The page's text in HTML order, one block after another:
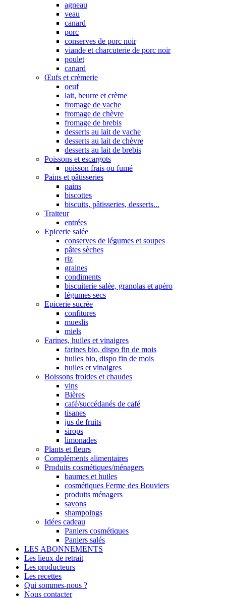
agneau
veau
canard
porc
conserves de porc noir
viande et charcuterie de porc noir
poulet
canard
Œufs et crèmerie
oeuf
lait, beurre et crème
fromage de vache
fromage de chèvre
fromage de brebis
desserts au lait de vache
desserts au lait de chèvre
desserts au lait de brebis
Poissons et escargots
poisson frais ou fumé
Pains et pâtisseries
pains
biscottes
biscuits, pâtisseries, desserts...
Traiteur
entrées
Epicerie salée
conserves de légumes et soupes
pâtes sèches
riz
graines
condiments
biscuiterie salée, granolas et apéro
légumes secs
Epicerie sucrée
confitures
mueslis
miels
Farines, huiles et vinaigres
farines bio, dispo fin de mois
huiles bio, dispo fin de mois
huiles et vinaigres
Boissons froides et chaudes
vins
Bières
café/succédanés de café
tisanes
jus de fruits
sirops
limonades
Plants et fleurs
Compléments alimentaires
Produits cosmétiques/ménagers
baumes et huiles
cosmétiques Ferme des Bouviers
produits ménagers
savons
shampoings
Idées cadeau
Paniers cosmétiques
Paniers salés
LES ABONNEMENTS
Les lieux de retrait
Les producteurs
Les recettes
Qui sommes-nous ?
Nous contacter